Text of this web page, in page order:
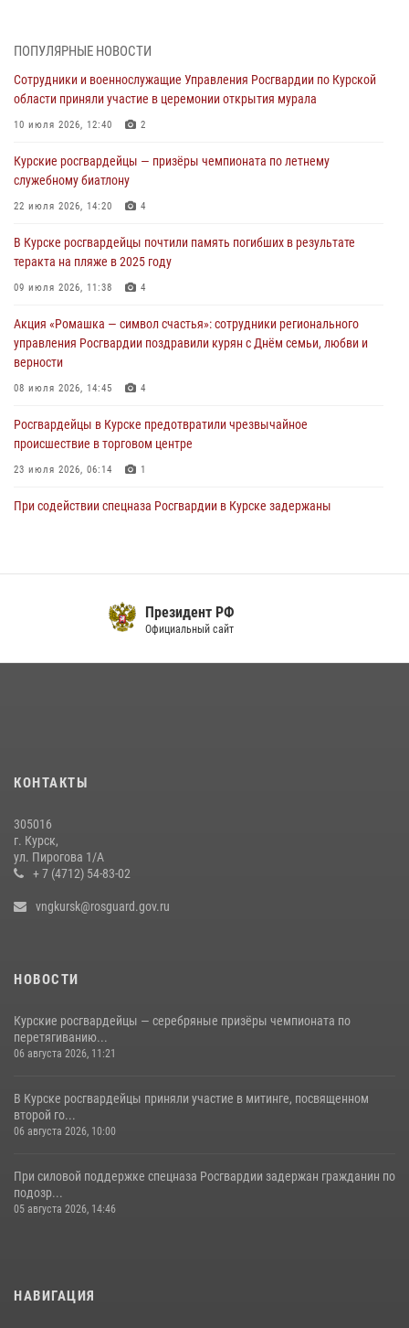
За прошедшую неделю росгвардейцы Курской области проверили
04 августа 2026, 07:00
В Курской области росгвардейцы за прошедшую неделю совершили
03 августа 2026, 09:46
За прошедшую неделю росгвардейцы Курской области проверили
30 июля 2026, 07:00
Курские росгвардейцы приняли участие в благодарственном
28 июля 2026, 13:17
ПОПУЛЯРНЫЕ НОВОСТИ
Сотрудники и военнослужащие Управления Росгвардии по Курской
области приняли участие в церемонии открытия мурала
10 июля 2026, 12:40 2
Курские росгвардейцы — призёры чемпионата по летнему
служебному биатлону
22 июля 2026, 14:20 4
В Курске росгвардейцы почтили память погибших в результате
теракта на пляже в 2025 году
09 июля 2026, 11:38 4
Акция «Ромашка — символ счастья»: сотрудники регионального
управления Росгвардии поздравили курян с Днём семьи, любви и
верности
08 июля 2026, 14:45 4
Росгвардейцы в Курске предотвратили чрезвычайное
происшествие в торговом центре
23 июля 2026, 06:14 1
При содействии спецназа Росгвардии в Курске задержаны
первого этапа фотоконкурса «В объективе Росгвардия»
2
Центральный округ Росгвардии отмечает 105-летие
15 июля 2026, 10:00
Президент РФ
Официальный сайт
КОНТАКТЫ
305016
г. Курск,
ул. Пирогова 1/А
+ 7 (4712) 54-83-02
vngkursk@rosguard.gov.ru
НОВОСТИ
Курские росгвардейцы — серебряные призёры чемпионата по
перетягиванию...
06 августа 2026, 11:21
В Курске росгвардейцы приняли участие в митинге, посвященном
второй го...
06 августа 2026, 10:00
При силовой поддержке спецназа Росгвардии задержан гражданин по
подозр...
05 августа 2026, 14:46
НАВИГАЦИЯ